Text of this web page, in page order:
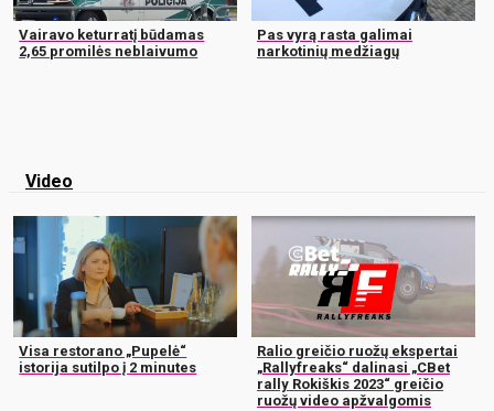
Vairavo keturratį būdamas
2,65 promilės neblaivumo
Pas vyrą rasta galimai
narkotinių medžiagų
Video
Visa restorano „Pupelė“
istorija sutilpo į 2 minutes
Ralio greičio ruožų ekspertai
„Rallyfreaks“ dalinasi „CBet
rally Rokiškis 2023“ greičio
ruožų video apžvalgomis